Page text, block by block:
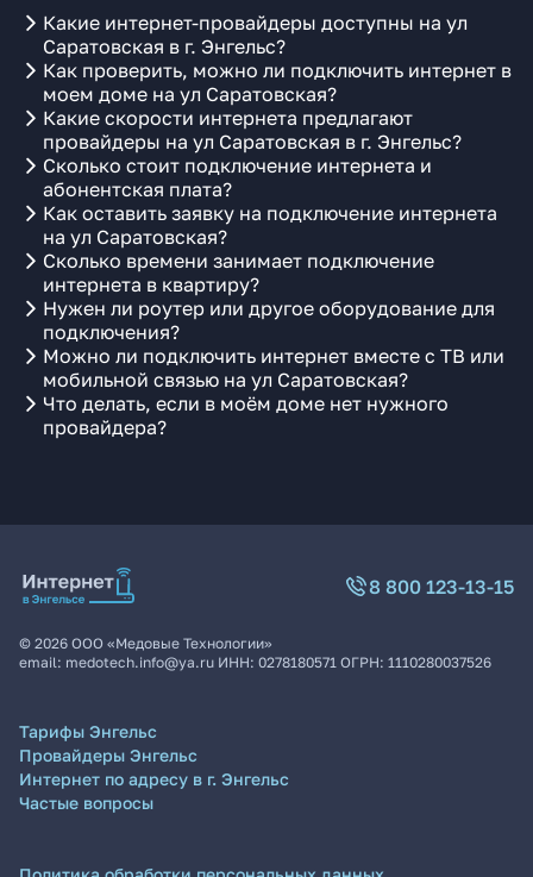
Какие интернет-провайдеры доступны на ул
Саратовская в г. Энгельс?
Как проверить, можно ли подключить интернет в
моем доме на ул Саратовская?
Какие скорости интернета предлагают
провайдеры на ул Саратовская в г. Энгельс?
Сколько стоит подключение интернета и
абонентская плата?
Как оставить заявку на подключение интернета
на ул Саратовская?
Сколько времени занимает подключение
интернета в квартиру?
Нужен ли роутер или другое оборудование для
подключения?
Можно ли подключить интернет вместе с ТВ или
мобильной связью на ул Саратовская?
Что делать, если в моём доме нет нужного
провайдера?
8 800 123-13-15
© 2026 ООО «Медовые Технологии»
email: medotech.info@ya.ru ИНН: 0278180571 ОГРН: 1110280037526
Тарифы Энгельс
Провайдеры Энгельс
Интернет по адресу в г. Энгельс
Частые вопросы